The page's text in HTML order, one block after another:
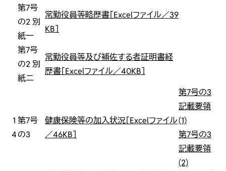
第7号
の2 別
紙一
常勤役員等略歴書［Excelファイル／39
KB］
第7号
の2 別
紙二
常勤役員等及び補佐する者証明書経
歴書［Excelファイル／40KB］
1
4
第7号
の3
健康保険等の加入状況［Excelファイル
／46KB］
第7号の3
記載要領
(1)
第7号の3
記載要領
(2)